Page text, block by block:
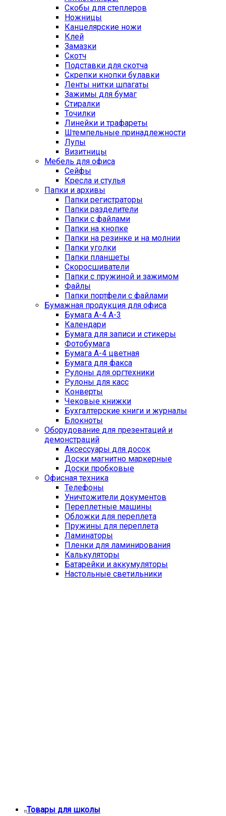
Скобы для степлеров
Ножницы
Канцелярские ножи
Клей
Замазки
Скотч
Подставки для скотча
Скрепки кнопки булавки
Ленты нитки шпагаты
Зажимы для бумаг
Стиралки
Точилки
Линейки и трафареты
Штемпельные принадлежности
Лупы
Визитницы
Мебель для офиса
Сейфы
Кресла и стулья
Папки и архивы
Папки регистраторы
Папки разделители
Папки с файлами
Папки на кнопке
Папки на резинке и на молнии
Папки уголки
Папки планшеты
Скоросшиватели
Папки с пружиной и зажимом
Файлы
Папки портфели с файлами
Бумажная продукция для офиса
Бумага А-4 А-3
Календари
Бумага для записи и стикеры
Фотобумага
Бумага А-4 цветная
Бумага для факса
Рулоны для оргтехники
Рулоны для касс
Конверты
Чековые книжки
Бухгалтерские книги и журналы
Блокноты
Оборудование для презентаций и
демонстраций
Аксессуары для досок
Доски магнитно маркерные
Доски пробковые
Офисная техника
Телефоны
Уничтожители документов
Переплетные машины
Обложки для переплета
Пружины для переплета
Ламинаторы
Пленки для ламинирования
Калькуляторы
Батарейки и аккумуляторы
Настольные светильники
Товары для школы